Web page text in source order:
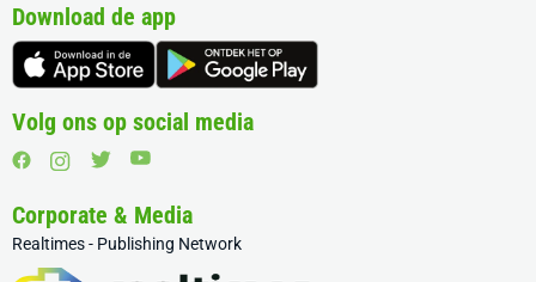
Download de app
Volg ons op social media
Corporate & Media
Realtimes - Publishing Network